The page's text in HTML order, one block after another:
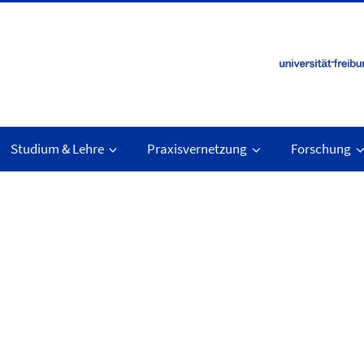
Studium & Lehre Praxisvernetzung Forschung